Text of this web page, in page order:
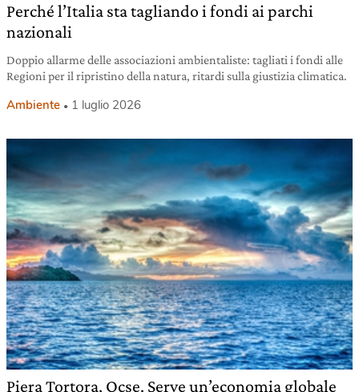
Perché l’Italia sta tagliando i fondi ai parchi
nazionali
Doppio allarme delle associazioni ambientaliste: tagliati i fondi alle
Regioni per il ripristino della natura, ritardi sulla giustizia climatica.
Ambiente 1 luglio 2026
Piera Tortora, Ocse. Serve un’economia globale